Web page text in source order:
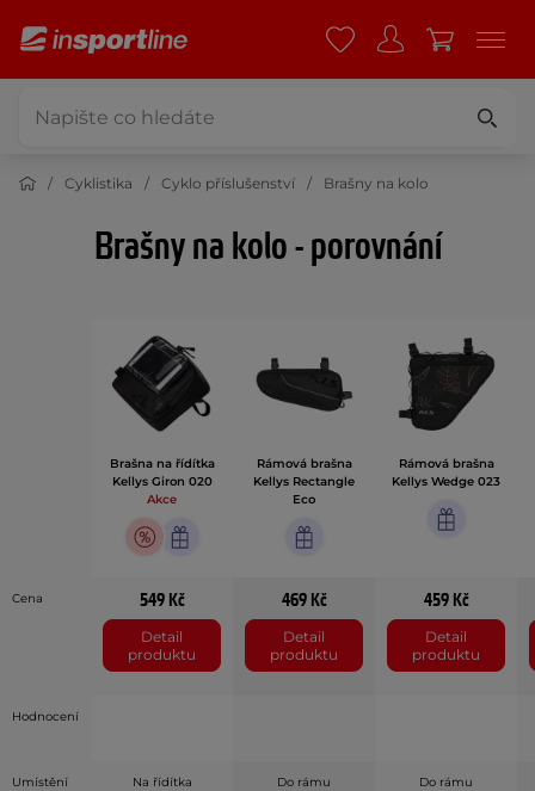
Cyklistika Cyklo příslušenství Brašny na kolo
Brašny na kolo - porovnání
Brašna na řídítka
Kellys Giron 020
Akce
Rámová brašna
Kellys Rectangle
Eco
Rámová brašna
Kellys Wedge 023
Cena 549 Kč
Detail
produktu
469 Kč
Detail
produktu
459 Kč
Detail
produktu
Hodnocení
Umístění Na řídítka Do rámu Do rámu